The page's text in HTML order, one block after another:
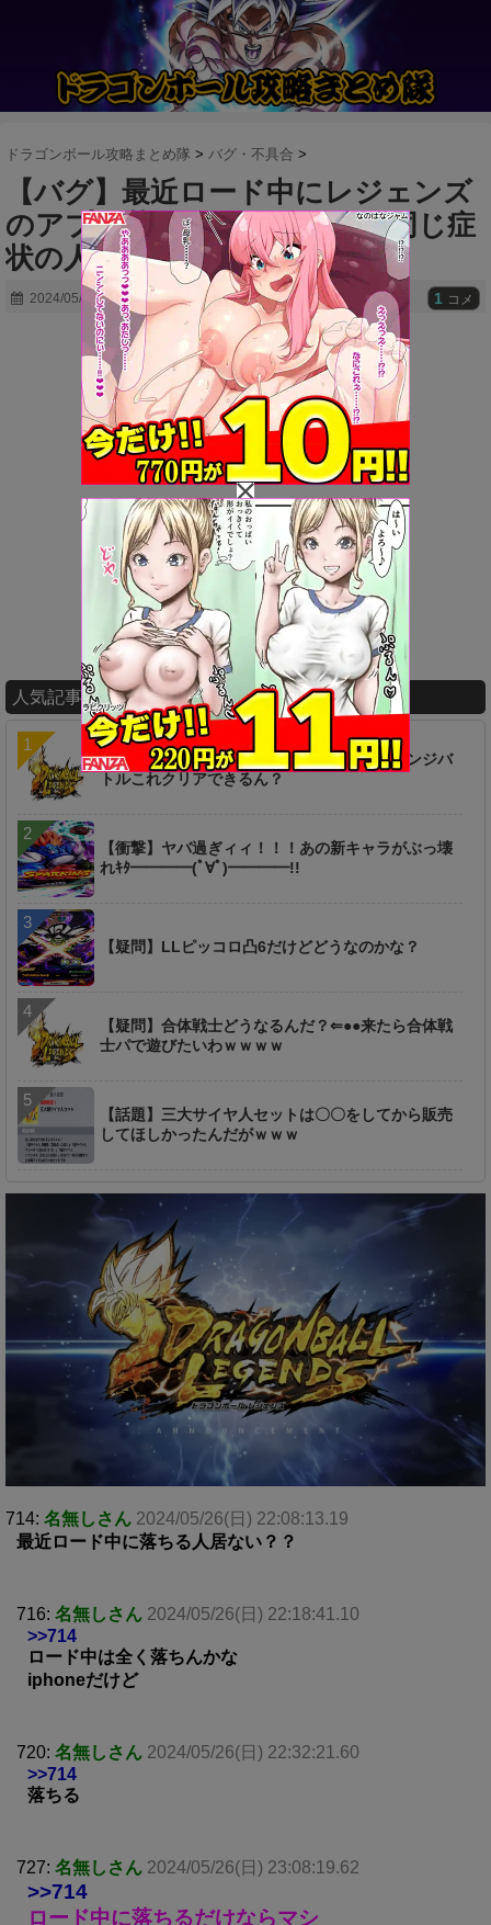
ドラゴンボール攻略まとめ隊 > バグ・不具合 >
【バグ】最近ロード中にレジェンズ
のアプリ落ちたりするんだが同じ症
状の人おらん？
2024/05/28 1 コメ
人気記事ランキング
【疑問】ずっと放置してたけどセルのチャレンジバ
トルこれクリアできるん？
【衝撃】ヤバ過ぎィィ！！！あの新キャラがぶっ壊
れｷﾀ━━━━(ﾟ∀ﾟ)━━━━!!
【疑問】LLピッコロ凸6だけどどうなのかな？
【疑問】合体戦士どうなるんだ？⇐●●来たら合体戦
士パで遊びたいわｗｗｗｗ
【話題】三大サイヤ人セットは〇〇をしてから販売
してほしかったんだがｗｗｗ
714: 名無しさん 2024/05/26(日) 22:08:13.19
最近ロード中に落ちる人居ない？？
716: 名無しさん 2024/05/26(日) 22:18:41.10
>>714
ロード中は全く落ちんかな
iphoneだけど
720: 名無しさん 2024/05/26(日) 22:32:21.60
>>714
落ちる
727: 名無しさん 2024/05/26(日) 23:08:19.62
>>714
ロード中に落ちるだけならマシ